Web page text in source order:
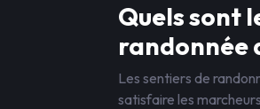
Quels sont
randonnée
Les sentiers de
satisfaire les